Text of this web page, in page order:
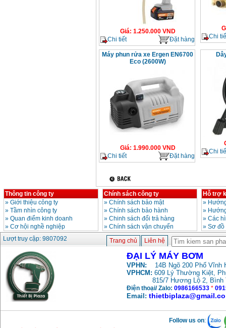
Giá: 1.250.000VND
Chi tiết
Đặt hàng
Chi
Máy phun rửa xe Ergen EN6700
Eco (2600W)
Giá: 1.990.000VND
Chi tiết
Đặt hàng
Chi
Thông tin công ty
» Giới thiệu công ty
» Tầm nhìn công ty
» Quan điểm kinh doanh
» Cơ hội nghề nghiệp
Chính sách công ty
» Chính sách bảo mật
» Chính sách bảo hành
» Chinh sách đổi trả hàng
» Chính sách vận chuyển
Hỗ trợ
»
»
» Các
» Sơ
Lượt truy cập: 9807092
Trang chủ Liên hệ
ĐẠI LÝ MÁY BƠM
VPHN: 14B Ngõ 200 Phố Vĩnh
VPHCM: 609 Lý Thường Kiệt,
815/7 Hương Lộ 2, Bình
Điện thoại/ Zalo: 0986166533 *
Email:
Follow us on: